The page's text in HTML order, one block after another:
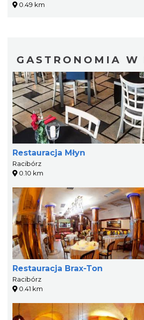
0.49 km
GASTRONOMIA W
Restauracja Młyn
Racibórz
0.10 km
Restauracja Brax-Ton
Racibórz
0.41 km